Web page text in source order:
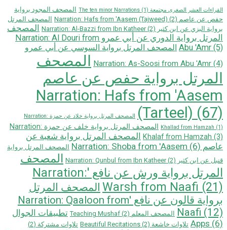
List
القراءات العشر الصغرى مجتمعة The ten minor Narrations (1)
المصحف المجود برواية
حفص عن عاصم Narration: Hafs from 'Aasem (Tajweed) (2)
المصحف المرتل
برواية البزي عن ابن كثير Narration: Al-Bazzi from Ibn Katheer (2)
المصحف
المرتل برواية الدوري عن أبي عمرو Narration: Al Douri from
Abu 'Amr (5)
المصحف المرتل برواية السوسي عن أبي عمرو
Narration: As-Soosi from Abu 'Amr (4)
المصحف
المرتل برواية حفص عن عاصم
Narration: Hafs from 'Aasem
(Tarteel) (67)
المصحف المرتل برواية خلاد عن حمزة Narration:
Khallad from Hamzah (1)
المصحف المرتل برواية خلف عن حمزة Narration:
Khalaf from Hamzah (3)
المصحف المرتل برواية شعبة عن
عاصم Narration: Shoba from 'Aasem (6)
المصحف المرتل برواية
قنبل عن ابن كثير Narration: Qunbul from Ibn Katheer (2)
المصحف
المرتل برواية ورش عن نافع 'Narration:
Warsh from Naafi (21)
المصحف المرتل
بروایة قالون عن نافع 'Narration: Qaaloon from
Naafi (12) المصحف المعلم Teaching Mushaf (2)
تطبيقات الجوال
Apps (6) تلاوات خاشعة Beautiful Recitations (2) تلاوات مشتركة (2)